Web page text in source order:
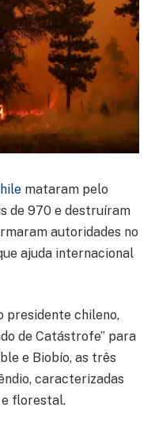
mataram pelo
de 970 e destruíram
autoridades no
ajuda internacional
presidente chileno,
de Catástrofe” para
e Biobío, as três
caracterizadas
florestal.